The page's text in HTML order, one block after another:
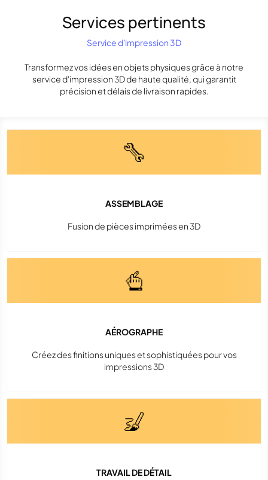
Services pertinents
Service d'impression 3D
Transformez vos idées en objets physiques grâce à notre
service d'impression 3D de haute qualité, qui garantit
précision et délais de livraison rapides.
ASSEMBLAGE
Fusion de pièces imprimées en 3D
AÉROGRAPHE
Créez des finitions uniques et sophistiquées pour vos
impressions 3D
TRAVAIL DE DÉTAIL